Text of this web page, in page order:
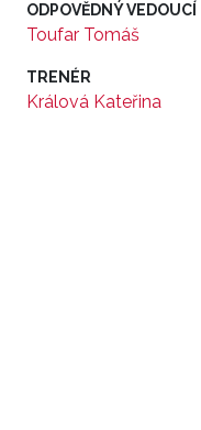
ODPOVĚDNÝ VEDOUCÍ
Toufar Tomáš
TRENÉR
Králová Kateřina